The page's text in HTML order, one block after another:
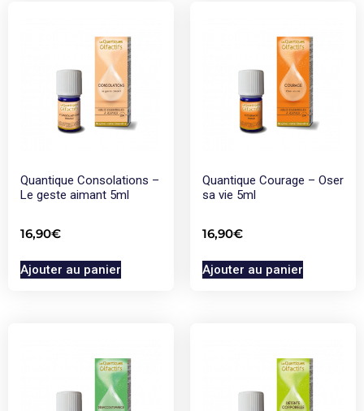
Quantique Consolations –
Le geste aimant 5ml
16,90€
Ajouter au panier
Quantique Courage – Oser
sa vie 5ml
16,90€
Ajouter au panier